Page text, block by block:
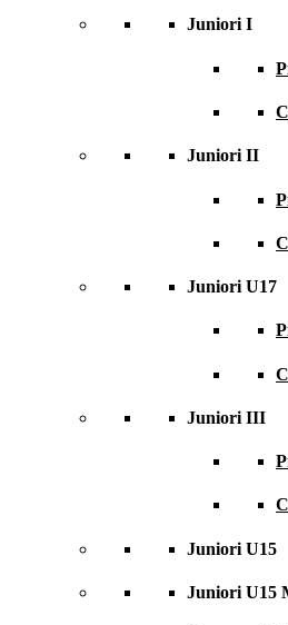
Juniori I
Juniori II
Juniori U17
Juniori III
Juniori U15
Juniori U15